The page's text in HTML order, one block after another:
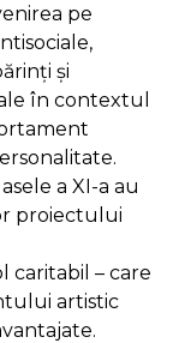
pe
și
în contextul
a XI-a au
proiectului
caritabil – care
artistic